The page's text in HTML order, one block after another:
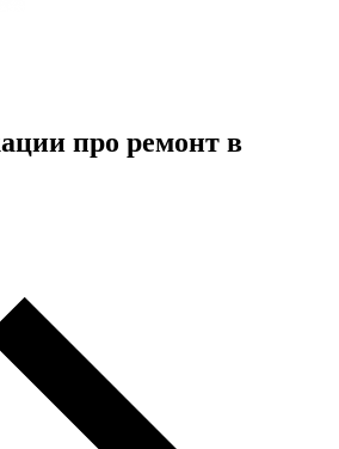
про ремонт в